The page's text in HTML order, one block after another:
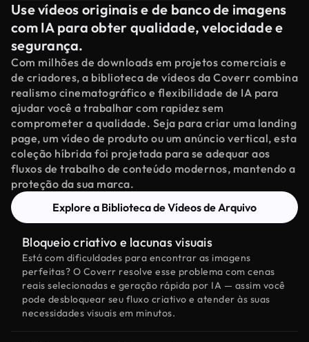
Use vídeos originais e de banco de imagens
com IA para obter qualidade, velocidade e
segurança.
Com milhões de downloads em projetos comerciais e
de criadores, a biblioteca de vídeos da Coverr combina
realismo cinematográfico e flexibilidade de IA para
ajudar você a trabalhar com rapidez sem
comprometer a qualidade. Seja para criar uma landing
page, um vídeo de produto ou um anúncio vertical, esta
coleção híbrida foi projetada para se adequar aos
fluxos de trabalho de conteúdo modernos, mantendo a
proteção da sua marca.
Explore a Biblioteca de Vídeos de Arquivo
Bloqueio criativo e lacunas visuais
Está com dificuldades para encontrar as imagens
perfeitas? O Coverr resolve esse problema com cenas
reais selecionadas e geração rápida por IA — assim você
pode desbloquear seu fluxo criativo e atender às suas
necessidades visuais em minutos.